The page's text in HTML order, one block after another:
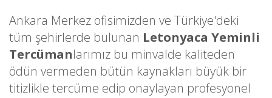
Ankara Merkez ofisimizden ve Türkiye'deki
tüm şehirlerde bulunan Letonyaca Yeminli
Tercümanlarımız bu minvalde kaliteden
ödün vermeden bütün kaynakları büyük bir
titizlikle tercüme edip onaylayan profesyonel